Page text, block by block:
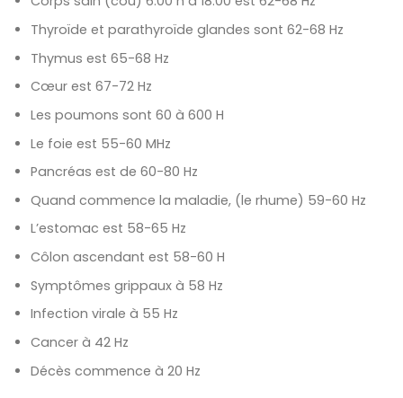
Thyroïde et parathyroïde glandes sont 62-68 Hz
Thymus est 65-68 Hz
Cœur est 67-72 Hz
Les poumons sont 60 à 600 H
Le foie est 55-60 MHz
Pancréas est de 60-80 Hz
Quand commence la maladie, (le rhume) 59-60 Hz
L’estomac est 58-65 Hz
Côlon ascendant est 58-60 H
Symptômes grippaux à 58 Hz
Infection virale à 55 Hz
Cancer à 42 Hz
Décès commence à 20 Hz